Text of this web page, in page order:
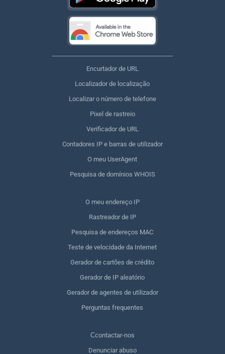
Encurtador de URL
Localizador de localização
Localizar o número de telefone
Pixel de rastreio
Verificador de URL
Contadores IP e barras de utilizador
O meu UserAgent
Pesquisa de domínios WHOIS
O meu endereço IP
Rastreador de IP
Pesquisa de endereços MAC
Teste de velocidade da Internet
Gerador de cartões de crédito
Gerador de IP aleatório
Gerador de agentes de utilizador
Perguntas frequentes
Сcontactar-nos
Denunciar abuso